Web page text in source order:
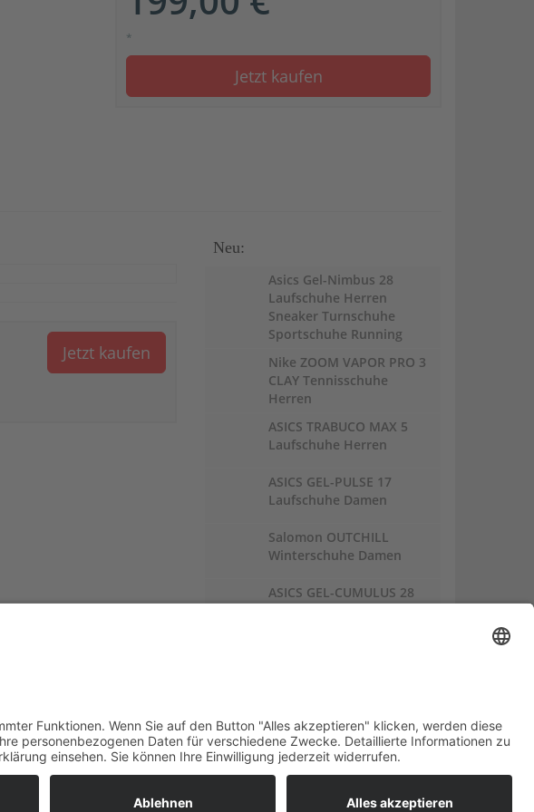
*
Jetzt kaufen
Jetzt kaufen
Neu:
Asics Gel-Nimbus 28
Laufschuhe Herren
Sneaker Turnschuhe
Sportschuhe Running
Nike ZOOM VAPOR PRO 3
CLAY Tennisschuhe
Herren
ASICS TRABUCO MAX 5
Laufschuhe Herren
ASICS GEL-PULSE 17
Laufschuhe Damen
Salomon OUTCHILL
Winterschuhe Damen
ASICS GEL-CUMULUS 28